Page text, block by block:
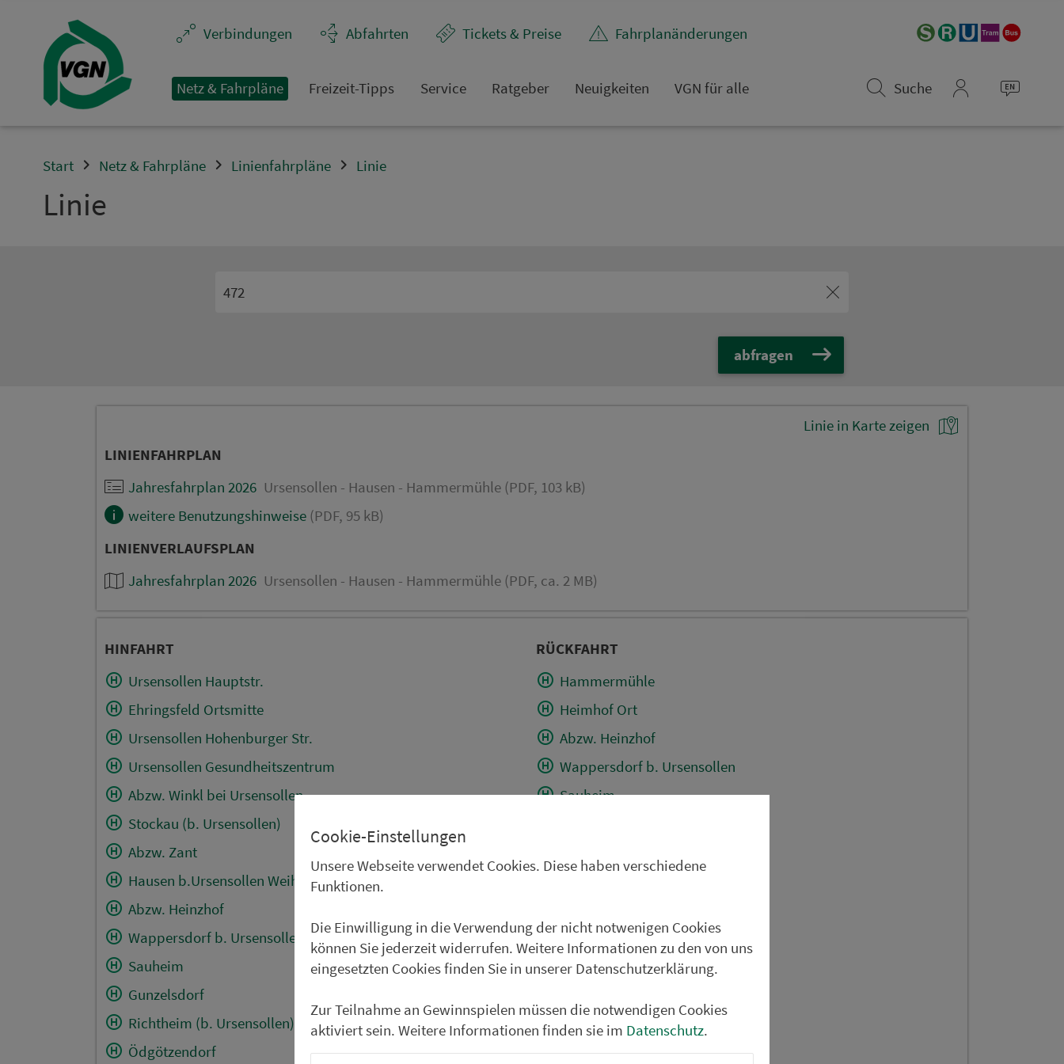
Ver­bin­dungen
Abfahrten Tickets & Preise Fahr­plan­ände­rungen
Netz & Fahrpläne Frei­zeit-Tipps Service Rat­ge­ber Neuigkeiten VGN für alle
Suche
Start Netz & Fahrpläne Linienfahrpläne Linie
Linie
abfragen
Linie in Karte zeigen
LINIENFAHRPLAN
Jahresfahrplan 2026 Ursensollen - Hausen - Hammermühle (PDF, 103 kB)
weitere Benutzungshinweise (PDF, 95 kB)
LINIENVERLAUFSPLAN
Jahresfahrplan 2026 Ursensollen - Hausen - Hammermühle (PDF, ca. 2 MB)
HINFAHRT
Ursensollen Hauptstr.
Ehringsfeld Ortsmitte
Ursensollen Hohenburger Str.
Ursensollen Gesundheitszentrum
Abzw. Winkl bei Ursensollen
Stockau (b. Ursensollen)
Abzw. Zant
Hausen b.Ursensollen Weiher
Abzw. Heinzhof
Wappersdorf b. Ursensollen
Sauheim
Gunzelsdorf
Richtheim (b. Ursensollen)
Ödgötzendorf
RÜCKFAHRT
Hammermühle
Heimhof Ort
Abzw. Heinzhof
Wappersdorf b. Ursensollen
Sauheim
Eigentshofen
Abzw. Eglhofen
Ödallerzhof
Thonhausen b. Ursensollen
Cookie-Einstellungen
Unsere Webseite verwendet Cookies. Diese haben verschiedene
Funktionen.
Die Einwilligung in die Verwendung der nicht notwenigen Cookies
können Sie jederzeit widerrufen. Weitere Informationen zu den von uns
eingesetzten Cookies finden Sie in unserer Datenschutzerklärung.
Zur Teilnahme an Gewinnspielen müssen die notwendigen Cookies
aktiviert sein. Weitere Informationen finden sie im Datenschutz.